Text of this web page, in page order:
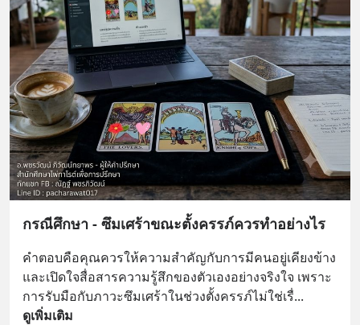
กรณีศึกษา - ซึมเศร้าขณะตั้งครรภ์ควรทำอย่างไร
คำตอบคือคุณควรให้ความสำคัญกับการมีคนอยู่เคียงข้าง
และเปิดใจสื่อสารความรู้สึกของตัวเองอย่างจริงใจ เพราะ
การรับมือกับภาวะซึมเศร้าในช่วงตั้งครรภ์ไม่ใช่เรื่...
ดูเพิ่มเติม